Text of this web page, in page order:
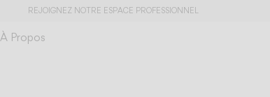
REJOIGNEZ NOTRE ESPACE PROFESSIONNEL
À Propos